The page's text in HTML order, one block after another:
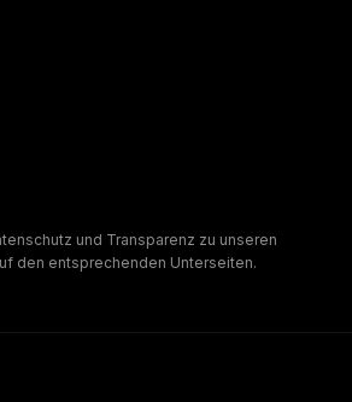
und Transparenz zu unseren
den entsprechenden Unterseiten.